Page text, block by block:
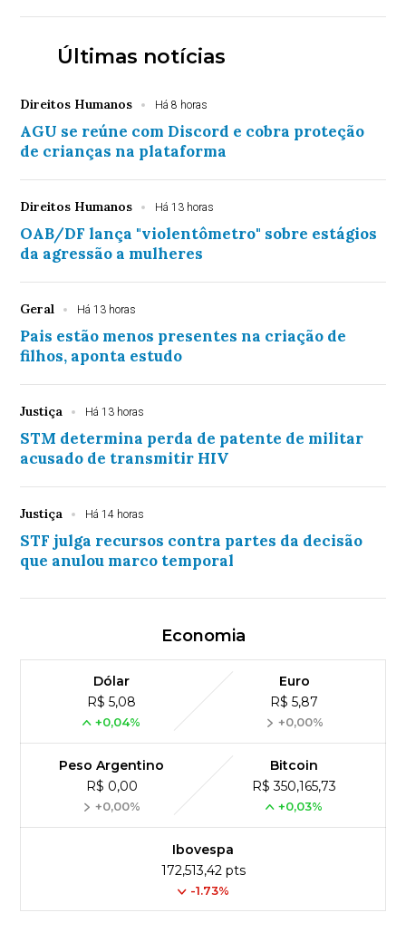
Últimas notícias
Direitos Humanos Há 8 horas
AGU se reúne com Discord e cobra proteção
de crianças na plataforma
Direitos Humanos Há 13 horas
OAB/DF lança "violentômetro" sobre estágios
da agressão a mulheres
Geral Há 13 horas
Pais estão menos presentes na criação de
filhos, aponta estudo
Justiça Há 13 horas
STM determina perda de patente de militar
acusado de transmitir HIV
Justiça Há 14 horas
STF julga recursos contra partes da decisão
que anulou marco temporal
Economia
Dólar
R$ 5,08
+0,04%
Euro
R$ 5,87
+0,00%
Peso Argentino
R$ 0,00
+0,00%
Bitcoin
R$ 350,165,73
+0,03%
Ibovespa
172,513,42 pts
-1.73%